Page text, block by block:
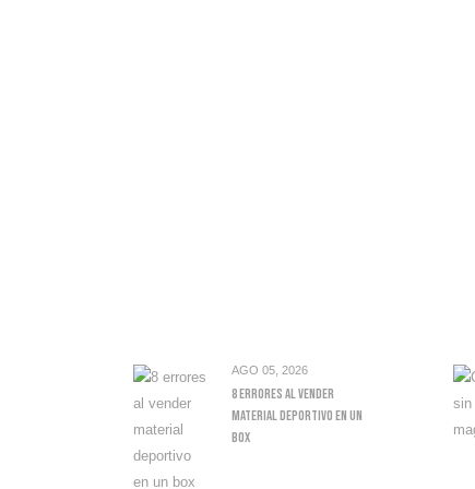
AGO 05, 2026
8 Errores Al Vender
Material Deportivo En Un
Box